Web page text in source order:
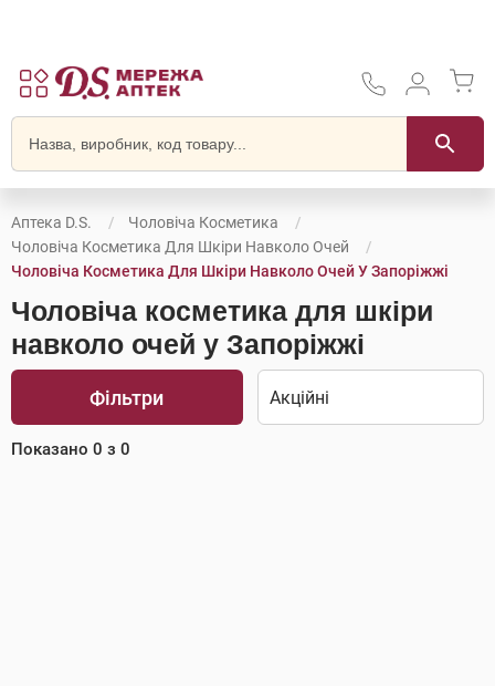
Аптека D.S.
Чоловіча Косметика
Чоловіча Косметика Для Шкіри Навколо Очей
Чоловіча Косметика Для Шкіри Навколо Очей У Запоріжжі
Чоловіча косметика для шкіри
навколо очей у Запоріжжі
Фільтри
Показано 0 з 0